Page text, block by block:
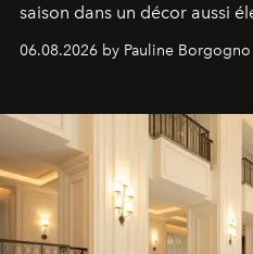
saison dans un décor aussi
06.08.2026 by Pauline Borgogno